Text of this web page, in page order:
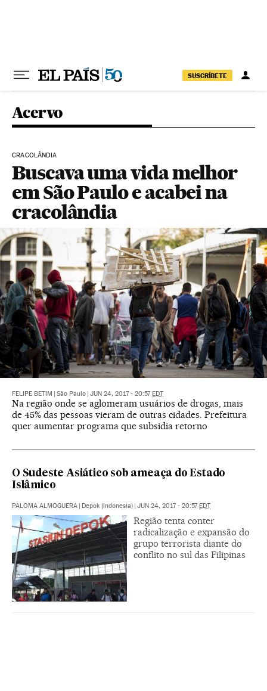
SUSCRÍBETE
Acervo
CRACOLÂNDIA
Buscava uma vida melhor
em São Paulo e acabei na
cracolândia
FELIPE BETIM São Paulo JUN 24, 2017 - 20:57 EDT
Na região onde se aglomeram usuários de drogas, mais
de 45% das pessoas vieram de outras cidades. Prefeitura
quer aumentar programa que subsidia retorno
O Sudeste Asiático sob ameaça do Estado
Islâmico
PALOMA ALMOGUERA Depok (Indonesia) JUN 24, 2017 - 20:57 EDT
Região tenta conter
radicalização e expansão do
grupo terrorista diante do
conflito no sul das Filipinas